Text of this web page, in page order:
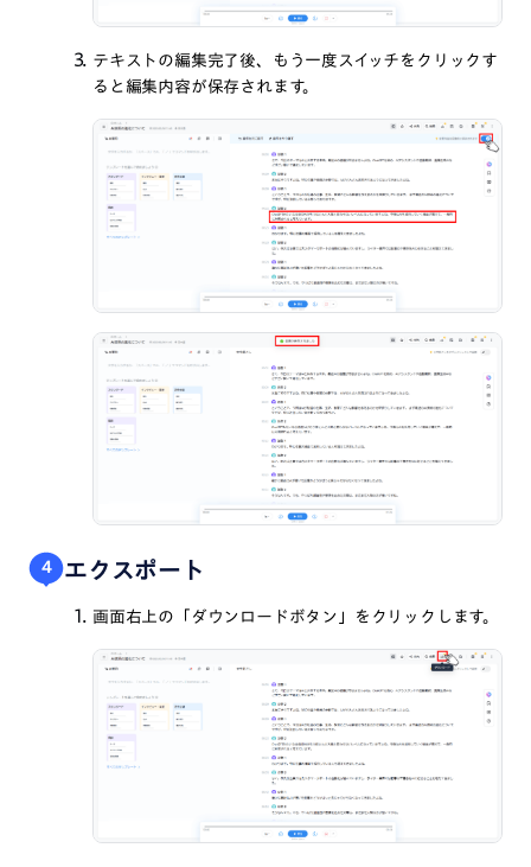
テキストの編集完了後、もう一度スイッチをクリックす
ると編集内容が保存されます。
4 エクスポート
画面右上の「ダウンロードボタン」をクリックします。